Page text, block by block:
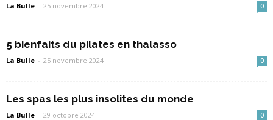
La Bulle - 25 novembre 2024 0
5 bienfaits du pilates en thalasso
La Bulle - 25 novembre 2024 0
Les spas les plus insolites du monde
La Bulle - 29 octobre 2024 0